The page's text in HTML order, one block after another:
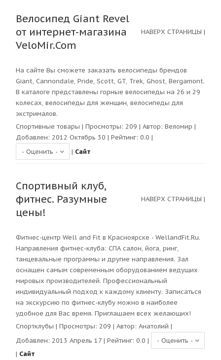
Велосипед Giant Revel
от интернет-магазина
VeloMir.Com
НАВЕРХ СТРАНИЦЫ |
На сайте Вы сможете заказать велосипеды брендов
Giant, Cannondale, Pride, Scott, GT, Trek, Ghost, Bergamont.
В каталоге представлены горные велосипеды на 26 и 29
колесах, велосипеды для женщин, велосипеды для
экстрималов.
Спортивные товары | Просмотры: 209 | Автор: Веломир |
Добавлен: 2012 Октябрь 30 | Рейтинг: 0.0 |
| Сайт
Спортивный клуб,
фитнес. Разумные
цены!
НАВЕРХ СТРАНИЦЫ |
Фитнес-центр Well and Fit в Красноярске - WellandFit.Ru.
Направления фитнес-клуба: СПА салон, йога, ринг,
танцевальные программы и другие направления. Зал
оснащен самым современным оборудованием ведущих
мировых производителей. Профессиональный
индивидуальный подход к каждому клиенту. Записаться
на экскурсию по фитнес-клубу можно в наиболее
удобное для Вас время. Приглашаем всех желающих!
Спортклубы | Просмотры: 209 | Автор: Анатолий |
Добавлен: 2013 Апрель 17 | Рейтинг: 0.0 |
| Сайт